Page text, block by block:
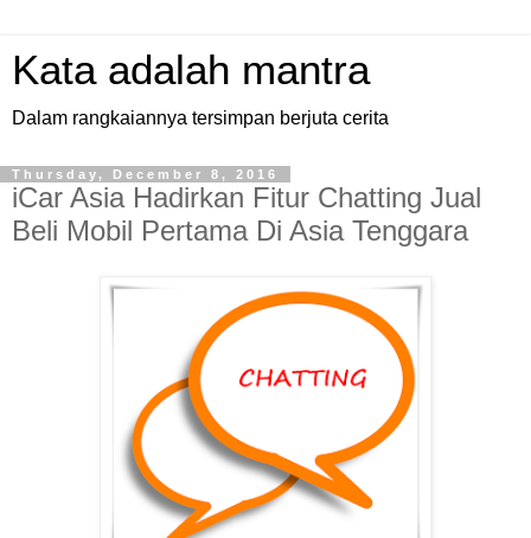
Kata adalah mantra
Dalam rangkaiannya tersimpan berjuta cerita
Thursday, December 8, 2016
iCar Asia Hadirkan Fitur Chatting Jual
Beli Mobil Pertama Di Asia Tenggara